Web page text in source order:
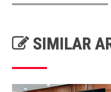
SIMILAR